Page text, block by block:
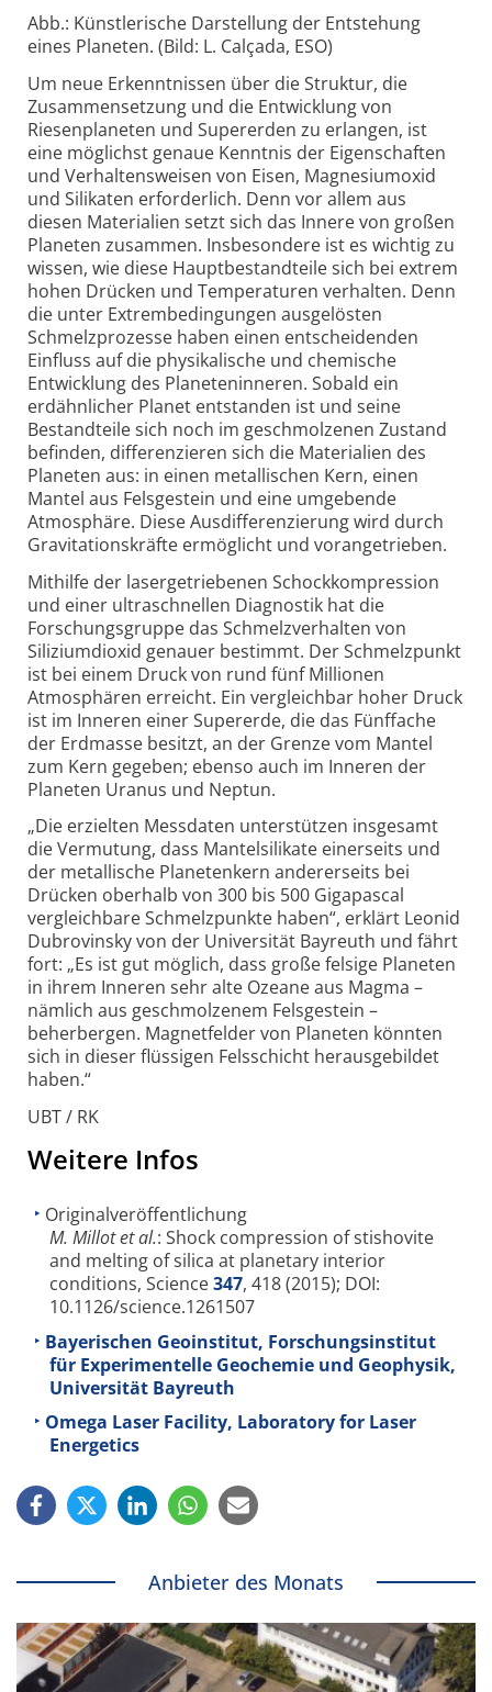
Abb.: Künstlerische Darstellung der Entstehung
eines Planeten. (Bild: L. Calçada, ESO)
Um neue Erkenntnissen über die Struktur, die
Zusammensetzung und die Entwicklung von
Riesenplaneten und Supererden zu erlangen, ist
eine möglichst genaue Kenntnis der Eigenschaften
und Verhaltensweisen von Eisen, Magnesiumoxid
und Silikaten erforderlich. Denn vor allem aus
diesen Materialien setzt sich das Innere von großen
Planeten zusammen. Insbesondere ist es wichtig zu
wissen, wie diese Hauptbestandteile sich bei extrem
hohen Drücken und Temperaturen verhalten. Denn
die unter Extrembedingungen ausgelösten
Schmelzprozesse haben einen entscheidenden
Einfluss auf die physikalische und chemische
Entwicklung des Planeteninneren. Sobald ein
erdähnlicher Planet entstanden ist und seine
Bestandteile sich noch im geschmolzenen Zustand
befinden, differenzieren sich die Materialien des
Planeten aus: in einen metallischen Kern, einen
Mantel aus Felsgestein und eine umgebende
Atmosphäre. Diese Ausdifferenzierung wird durch
Gravitationskräfte ermöglicht und vorangetrieben.
Mithilfe der lasergetriebenen Schockkompression
und einer ultraschnellen Diagnostik hat die
Forschungsgruppe das Schmelzverhalten von
Siliziumdioxid genauer bestimmt. Der Schmelzpunkt
ist bei einem Druck von rund fünf Millionen
Atmosphären erreicht. Ein vergleichbar hoher Druck
ist im Inneren einer Supererde, die das Fünffache
der Erdmasse besitzt, an der Grenze vom Mantel
zum Kern gegeben; ebenso auch im Inneren der
Planeten Uranus und Neptun.
„Die erzielten Messdaten unterstützen insgesamt
die Vermutung, dass Mantelsilikate einerseits und
der metallische Planetenkern andererseits bei
Drücken oberhalb von 300 bis 500 Gigapascal
vergleichbare Schmelzpunkte haben“, erklärt Leonid
Dubrovinsky von der Universität Bayreuth und fährt
fort: „Es ist gut möglich, dass große felsige Planeten
in ihrem Inneren sehr alte Ozeane aus Magma –
nämlich aus geschmolzenem Felsgestein –
beherbergen. Magnetfelder von Planeten könnten
sich in dieser flüssigen Felsschicht herausgebildet
haben.“
UBT / RK
Weitere Infos
Originalveröffentlichung
M. Millot et al.: Shock compression of stishovite
and melting of silica at planetary interior
conditions, Science347, 418 (2015); DOI:
10.1126/science.1261507
Bayerischen Geoinstitut, Forschungsinstitut
für Experimentelle Geochemie und Geophysik,
Universität Bayreuth
Omega Laser Facility, Laboratory for Laser
Energetics
Anbieter des Monats